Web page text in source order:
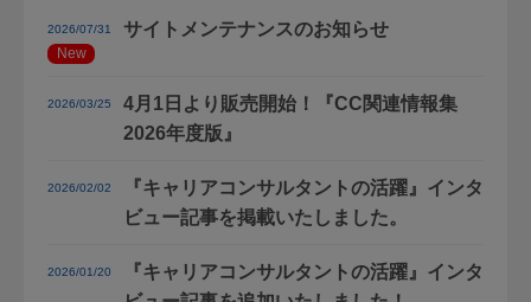
2026/07/31
New
サイトメンテナンスのお知らせ
2026/03/25
4月1日より販売開始！『CC関連情報集
2026年度版』
2026/02/02
『キャリアコンサルタントの活躍』インタ
ビュー記事を掲載いたしました。
2026/01/20
『キャリアコンサルタントの活躍』インタ